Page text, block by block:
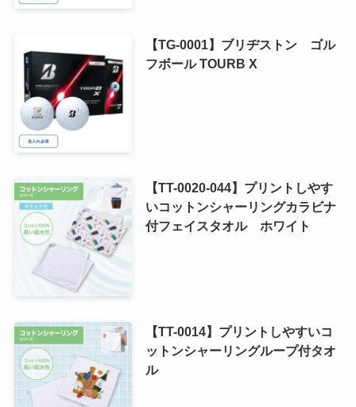
【TG-0001】ブリヂストン ゴル
フボール TOURB X
【TT-0020-044】プリントしやす
いコットンシャーリングカラビナ
付フェイスタオル ホワイト
【TT-0014】プリントしやすいコ
ットンシャーリングループ付タオ
ル